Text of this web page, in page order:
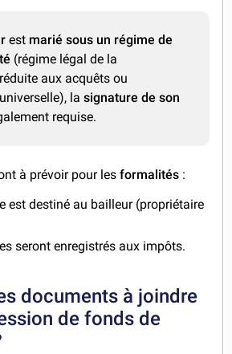
est marié sous un régime de
(régime légal de la
aux acquêts ou
lasignature de son
requise.
à prévoir pour lesformalités :
est destiné au bailleur (propriétaire
seront enregistrés aux impôts.
documents à joindre
de fonds de